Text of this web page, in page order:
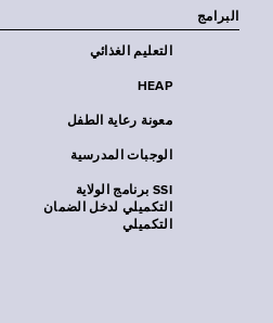
البرامج
التعليم الغذائي
HEAP
معونة رعاية الطفل
الوجبات المدرسية
SSI برنامج الولاية
التكميلي لدخل الضمان
التكميلي